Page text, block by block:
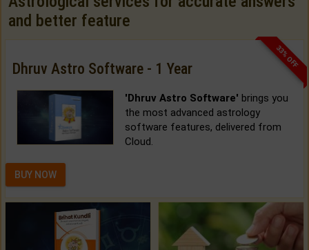
and better feature
33% OFF
Dhruv Astro Software - 1 Year
'Dhruv Astro Software' brings you
the most advanced astrology
software features, delivered from
Cloud.
BUY NOW